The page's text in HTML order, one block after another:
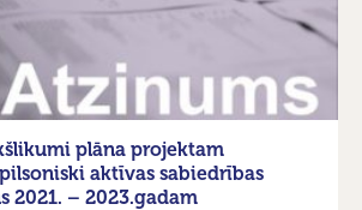
plāna projektam
aktīvas sabiedrības
2021. – 2023.gadam